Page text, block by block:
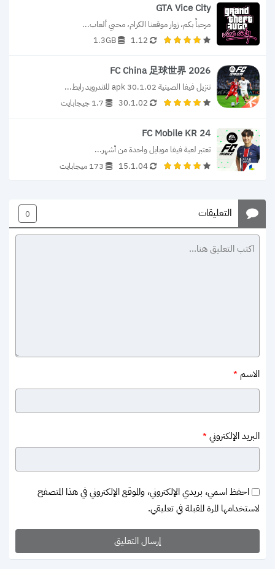
GTA Vice City
مرحباً بكم، زوار موقعنا الكرام، محبي ألعاب...
1.12
1.3GB
FC China 足球世界 2026
تنزيل فيفا الصينية 30.1.02 apk للاندرويد رابط...
30.1.02
1.7 جيجابايت
FC Mobile KR 24
تعتبر لعبة فيفا موبايل واحدة من أشهر...
15.1.04
173 ميجابايت
التعليقات 0
الاسم *
البريد الإلكتروني *
احفظ اسمي، بريدي الإلكتروني، والموقع الإلكتروني في هذا المتصفح
لاستخدامها المرة المقبلة في تعليقي.